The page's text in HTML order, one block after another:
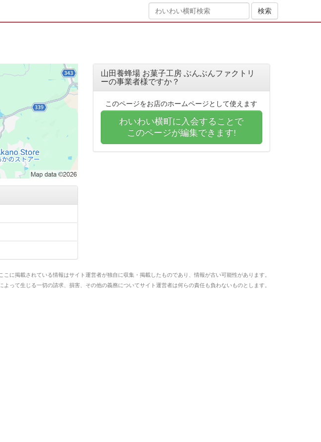
山田養蜂場 お菓子工房 ぶんぶんファクトリ
ーの事業者様ですか？
このページをお店のホームページとして使えます
わいわい横町に入会することで
このページが編集できます!
こに掲載されている情報はサイト運営者が独自に収集・掲載したものであり、情報が古い可能性があります。
よって生じる一切の請求、損害、その他の義務についてサイト運営者は何らの責任も負わないものとします。